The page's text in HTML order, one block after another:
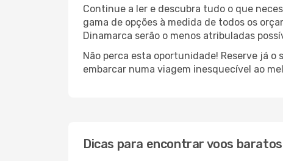
Continue a ler e descubra tudo o que
gama de opções à medida de todos os
Dinamarca serão o menos atribuladas
Não perca esta oportunidade! Reserve já o
embarcar numa viagem inesquecível ao
Dicas para encontrar voos baratos